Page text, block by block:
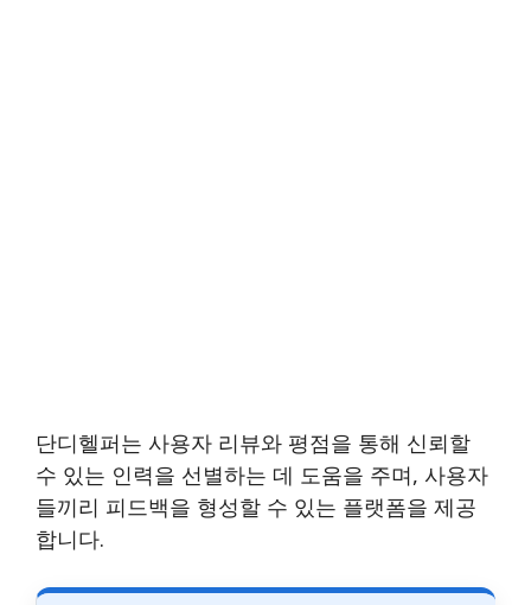
단디헬퍼는 사용자 리뷰와 평점을 통해 신뢰할
수 있는 인력을 선별하는 데 도움을 주며, 사용자
들끼리 피드백을 형성할 수 있는 플랫폼을 제공
합니다.